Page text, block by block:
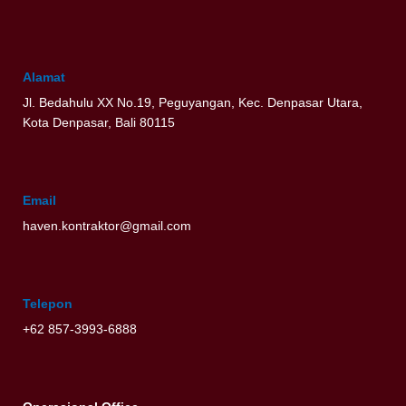
Alamat
Jl. Bedahulu XX No.19, Peguyangan, Kec. Denpasar Utara,
Kota Denpasar, Bali 80115
Email
haven.kontraktor@gmail.com
Telepon
+62 857-3993-6888